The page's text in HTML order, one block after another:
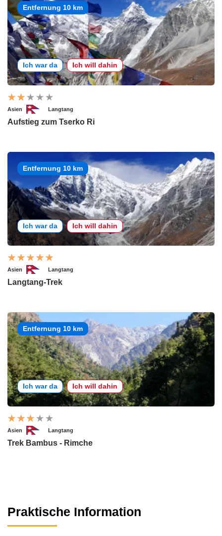
Entfernung 10 km
Ich war da Ich will dahin
Asien Langtang
Aufstieg zum Tserko Ri
Entfernung 10 km
Ich war da Ich will dahin
Asien Langtang
Langtang-Trek
Entfernung 10 km
Ich war da Ich will dahin
Asien Langtang
Trek Bambus - Rimche
Praktische Information